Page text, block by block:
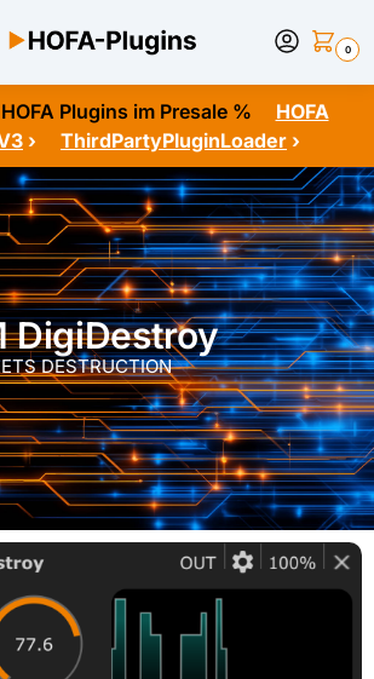
0
Plugins im Presale %
HOFA
› ThirdPartyPluginLoader ›
DigiDestroy
DESTRUCTION